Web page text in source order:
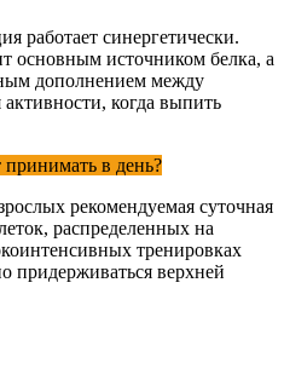
работает синергетически.
основным источником белка, а
дополнением между
когда выпить
принимать в день?
рекомендуемая суточная
распределенных на
тренировках
придерживаться верхней